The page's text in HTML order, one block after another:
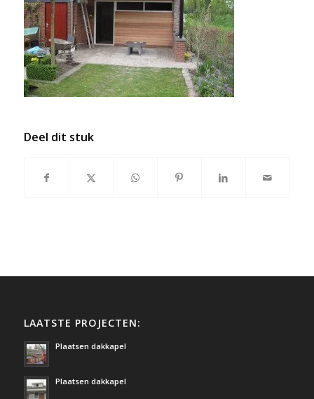
Deel dit stuk
LAATSTE PROJECTEN:
Plaatsen dakkapel
Plaatsen dakkapel